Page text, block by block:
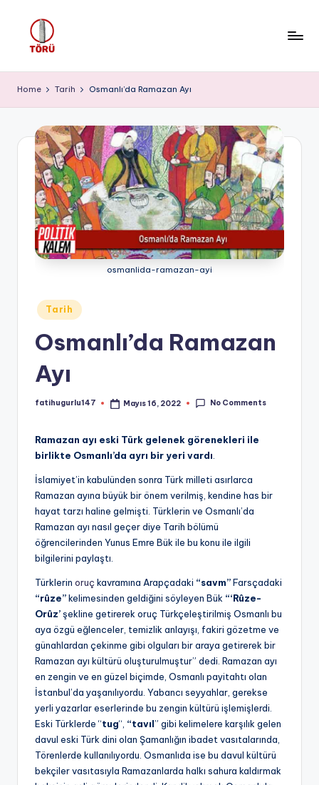
Ö
R
Ü
Home Tarih Osmanlı’da Ramazan Ayı
osmanlida-ramazan-ayi
Posted
in
Tarih
Osmanlı’da Ramazan
Ayı
Posted
fatihugurlu147 Mayıs 16, 2022 No Comments
Ramazan ayı eski Türk gelenek görenekleri ile
birlikte Osmanlı’da ayrı bir yeri vardı
İslamiyet’in kabulünden sonra Türk milleti asırlarca
Ramazan ayına büyük bir önem verilmiş, kendine has bir
hayat tarzı haline gelmişti. Türklerin ve Osmanlı’da
Ramazan ayı nasıl geçer diye Tarih bölümü
öğrencilerinden Yunus Emre Bük ile bu konu ile ilgili
bilgilerini paylaştı.
Türklerin oruç kavramına Arapçadaki “savm”Farsçadaki
“rûze”kelimesinden geldiğini söyleyen Bük “‘Rûze-
Orûz’şekline getirerek oruç Türkçeleştirilmiş Osmanlı bu
aya özgü eğlenceler, temizlik anlayışı, fakiri gözetme ve
günahlardan çekinme gibi olguları bir araya getirerek bir
Ramazan ayı kültürü oluşturulmuştur” dedi. Ramazan ayı
en zengin ve en güzel biçimde, Osmanlı payitahtı olan
İstanbul’da yaşanılıyordu. Yabancı seyyahlar, gerekse
yerli yazarlar eserlerinde bu zengin kültürü işlemişlerdi.
Eski Türklerde “tug“, “tavıl” gibi kelimelere karşılık gelen
davul eski Türk dini olan Şamanlığın ibadet vasıtalarında,
Törenlerde kullanılıyordu. Osmanlıda ise bu davul kültürü
bekçiler vasıtasıyla Ramazanlarda halkı sahura kaldırmak